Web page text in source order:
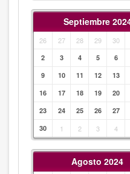
Septiembre
26 27 28 29 30
2 3 4 5 6
9
10 11 12 13
16
17 18 19 20
23
24 25 26 27
30
1 2 3 4
Agosto 2024